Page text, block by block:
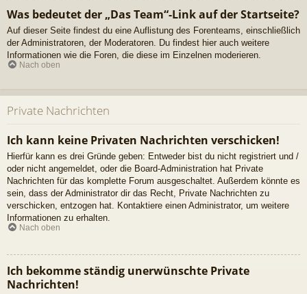
Was bedeutet der „Das Team“-Link auf der Startseite?
Auf dieser Seite findest du eine Auflistung des Forenteams, einschließlich
der Administratoren, der Moderatoren. Du findest hier auch weitere
Informationen wie die Foren, die diese im Einzelnen moderieren.
Nach oben
Private Nachrichten
Ich kann keine Privaten Nachrichten verschicken!
Hierfür kann es drei Gründe geben: Entweder bist du nicht registriert und /
oder nicht angemeldet, oder die Board-Administration hat Private
Nachrichten für das komplette Forum ausgeschaltet. Außerdem könnte es
sein, dass der Administrator dir das Recht, Private Nachrichten zu
verschicken, entzogen hat. Kontaktiere einen Administrator, um weitere
Informationen zu erhalten.
Nach oben
Ich bekomme ständig unerwünschte Private
Nachrichten!